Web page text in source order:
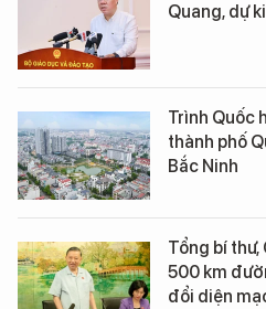
Quang, dự
Trình Quốc
thành phố
Bắc Ninh
Tổng bí
500 km
đổi diện